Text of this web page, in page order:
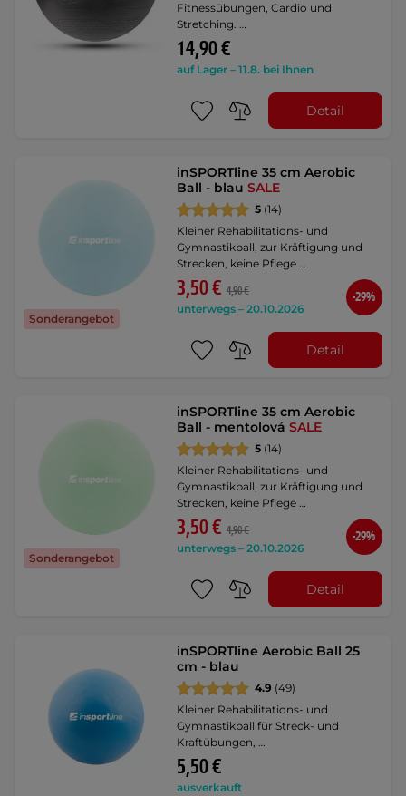
Fitnessübungen, Cardio und
Stretching. …
14,90 €
auf Lager – 11.8. bei Ihnen
Detail
Sonderangebot
inSPORTline 35 cm Aerobic
Ball - blauSALE
5 (14)
Kleiner Rehabilitations- und
Gymnastikball, zur Kräftigung und
Strecken, keine Pflege …
3,50 € 4,90 €
unterwegs – 20.10.2026
-29%
Detail
Sonderangebot
inSPORTline 35 cm Aerobic
Ball - mentolováSALE
5 (14)
Kleiner Rehabilitations- und
Gymnastikball, zur Kräftigung und
Strecken, keine Pflege …
3,50 € 4,90 €
unterwegs – 20.10.2026
-29%
Detail
inSPORTline Aerobic Ball 25
cm - blau
4.9 (49)
Kleiner Rehabilitations- und
Gymnastikball für Streck- und
Kraftübungen, …
5,50 €
ausverkauft